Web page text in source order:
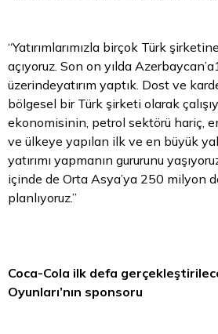
“Yatırımlarımızla birçok Türk
açıyoruz. Son on yılda
üzerindeyatırım yaptık. Dost ve
bölgesel bir Türk şirketi olarak
ekonomisinin, petrol sektörü hariç, en
ve ülkeye yapılan ilk ve en büyük
yatırımı yapmanın gururunu
içinde de Orta Asya’ya 250 milyon
planlıyoruz.”
Coca-Cola ilk defa
Oyunları’nın sponsoru